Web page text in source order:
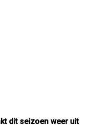
dit seizoen weer uit